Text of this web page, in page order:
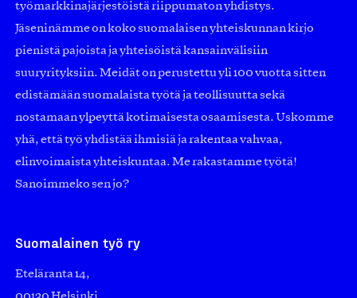
työmarkkinajärjestöistä riippumaton yhdistys.
Jäseninämme on koko suomalaisen yhteiskunnan kirjo
pienistä pajoista ja yhteisöistä kansainvälisiin
suuryrityksiin. Meidät on perustettu yli 100 vuotta sitten
edistämään suomalaista työtä ja teollisuutta sekä
nostamaan ylpeyttä kotimaisesta osaamisesta. Uskomme
yhä, että työ yhdistää ihmisiä ja rakentaa vahvaa,
elinvoimaista yhteiskuntaa. Me rakastamme työtä!
Sanoimmeko sen jo?
Suomalainen työ ry
Eteläranta 14,